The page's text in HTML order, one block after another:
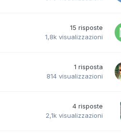
15 risposte
1,8k visualizzazioni
1 risposta
814 visualizzazioni
4 risposte
2,1k visualizzazioni